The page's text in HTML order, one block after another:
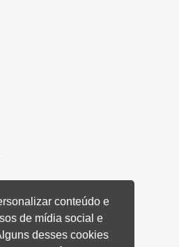
conteúdo e
de mídia social e
desses cookies